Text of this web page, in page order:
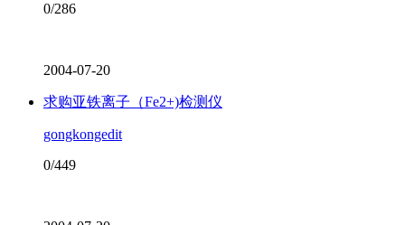
0/286
2004-07-20
求购亚铁离子（Fe2+)检测仪
gongkongedit
0/449